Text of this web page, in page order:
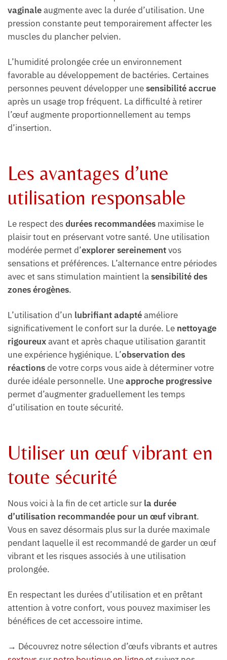
vaginaleaugmente avec la durée d’utilisation. Une
pression constante peut temporairement affecter les
muscles du plancher pelvien.
L’humidité prolongée crée un environnement
favorable au développement de bactéries. Certaines
personnes peuvent développer unesensibilité accrue
après un usage trop fréquent. La difficulté à retirer
l’œuf augmente proportionnellement au temps
d’insertion.
Les avantages d’une
utilisation responsable
Le respect desdurées recommandées maximise le
plaisir tout en préservant votre santé. Une utilisation
modérée permet d’explorer sereinementvos
sensations et préférences. L’alternance entre périodes
avec et sans stimulation maintient lasensibilité des
zones érogènes.
L’utilisation d’un lubrifiant adaptéaméliore
significativement le confort sur la durée. Le nettoyage
rigoureuxavant et après chaque utilisation garantit
une expérience hygiénique. L’observation des
réactionsde votre corps vous aide à déterminer votre
durée idéale personnelle. Uneapproche progressive
permet d’augmenter graduellement les temps
d’utilisation en toute sécurité.
Utiliser un œuf vibrant en
toute sécurité
Nous voici à la fin de cet article sur la durée
d’utilisation recommandée pour un œuf vibrant.
Vous en savez désormais plus sur la durée maximale
pendant laquelle il est recommandé de garder un œuf
vibrant et les risques associés à une utilisation
prolongée.
En respectant les durées d’utilisation et en prêtant
attention à votre confort, vous pouvez maximiser les
bénéfices de cet accessoire intime.
→ Découvrez notre sélection d’œufs vibrants et autres